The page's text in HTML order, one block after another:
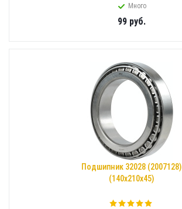
Много
99руб.
Подшипник 32028 (2007128)
(140x210x45)